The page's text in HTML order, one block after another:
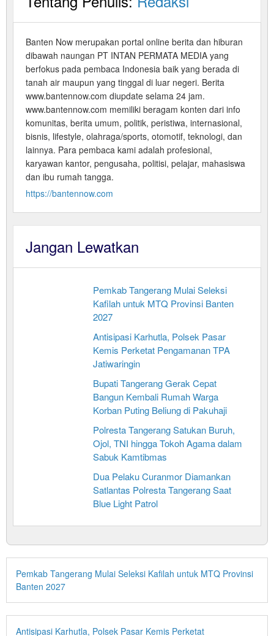
Banten Now merupakan portal online berita dan hiburan
dibawah naungan PT INTAN PERMATA MEDIA yang
berfokus pada pembaca Indonesia baik yang berada di
tanah air maupun yang tinggal di luar negeri. Berita
www.bantennow.com diupdate selama 24 jam.
www.bantennow.com memiliki beragam konten dari info
komunitas, berita umum, politik, peristiwa, internasional,
bisnis, lifestyle, olahraga/sports, otomotif, teknologi, dan
lainnya. Para pembaca kami adalah profesional,
karyawan kantor, pengusaha, politisi, pelajar, mahasiswa
dan ibu rumah tangga.
https://bantennow.com
Jangan Lewatkan
Pemkab Tangerang Mulai Seleksi
Kafilah untuk MTQ Provinsi Banten
2027
Antisipasi Karhutla, Polsek Pasar
Kemis Perketat Pengamanan TPA
Jatiwaringin
Bupati Tangerang Gerak Cepat
Bangun Kembali Rumah Warga
Korban Puting Beliung di Pakuhaji
Polresta Tangerang Satukan Buruh,
Ojol, TNI hingga Tokoh Agama dalam
Sabuk Kamtibmas
Dua Pelaku Curanmor Diamankan
Satlantas Polresta Tangerang Saat
Blue Light Patrol
Pemkab Tangerang Mulai Seleksi Kafilah untuk MTQ Provinsi
Banten 2027
Antisipasi Karhutla, Polsek Pasar Kemis Perketat